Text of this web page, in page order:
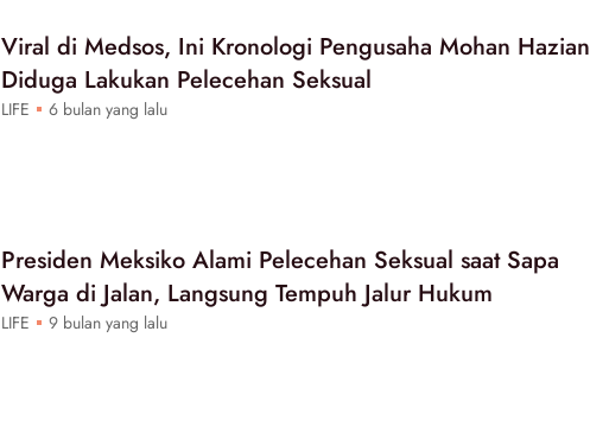
Viral di Medsos, Ini Kronologi Pengusaha Mohan Hazian
Diduga Lakukan Pelecehan Seksual
LIFE 6 bulan yang lalu
Presiden Meksiko Alami Pelecehan Seksual saat Sapa
Warga di Jalan, Langsung Tempuh Jalur Hukum
LIFE 9 bulan yang lalu